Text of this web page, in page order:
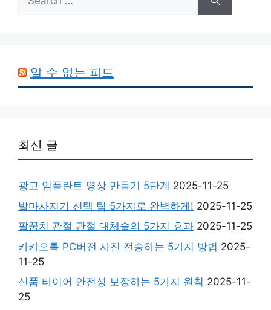
for:
알 수 없는 피드
최신 글
광고 임플란트 영상 만들기 5단계 2025-11-25
발마사지기 선택 팁 5가지로 완벽하게! 2025-11-25
팔꿈치 관절 관절 대체술의 5가지 효과 2025-11-25
카카오톡 PC버전 사진 전송하는 5가지 방법 2025-
11-25
신품 타이어 안전성 보장하는 5가지 원칙 2025-11-
25